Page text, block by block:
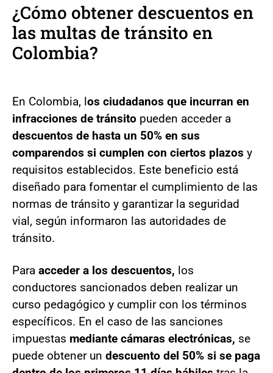
¿Cómo obtener descuentos en
las multas de tránsito en
Colombia?
En Colombia, los ciudadanos que incurran en
infracciones de tránsito pueden acceder a
descuentos de hasta un 50% en sus
comparendos si cumplen con ciertos plazos y
requisitos establecidos. Este beneficio está
diseñado para fomentar el cumplimiento de las
normas de tránsito y garantizar la seguridad
vial, según informaron las autoridades de
tránsito.
Para acceder a los descuentos, los
conductores sancionados deben realizar un
curso pedagógico y cumplir con los términos
específicos. En el caso de las sanciones
impuestas mediante cámaras electrónicas, se
puede obtener un descuento del 50% si se paga